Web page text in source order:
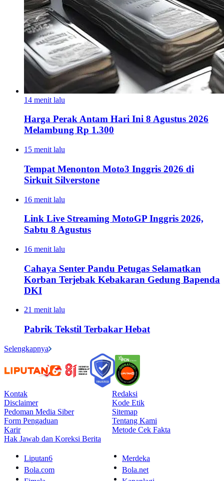
14 menit lalu
Harga Perak Antam Hari Ini 8 Agustus 2026
Melambung Rp 1.300
15 menit lalu
Tempat Menonton Moto3 Inggris 2026 di
Sirkuit Silverstone
16 menit lalu
Link Live Streaming MotoGP Inggris 2026,
Sabtu 8 Agustus
16 menit lalu
Cahaya Senter Pandu Petugas Selamatkan
Korban Terjebak Kebakaran Gedung Bapenda
DKI
21 menit lalu
Pabrik Tekstil Terbakar Hebat
Selengkapnya
Kontak
Redaksi
Disclaimer
Kode Etik
Pedoman Media Siber
Sitemap
Form Pengaduan
Tentang Kami
Karir
Metode Cek Fakta
Hak Jawab dan Koreksi Berita
Liputan6
Merdeka
Bola.com
Bola.net